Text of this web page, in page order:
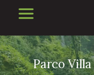
Parco